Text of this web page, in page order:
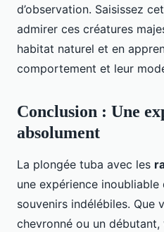
d’observation. Saisissez
admirer ces créatures
habitat naturel et en
comportement et leur
Conclusion : Une
absolument
La plongée tuba avec les
une expérience
souvenirs indélébiles. Que
chevronné ou un